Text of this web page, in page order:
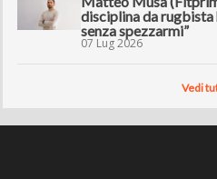
disciplina da
senza spezzarmi”
07 Lug 2026
Vedi